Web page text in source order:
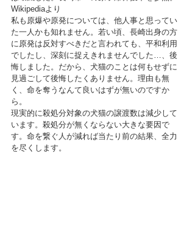
Wikipediaより
私も原爆や原発については、他人事と思ってい
た一人かも知れません。若い頃、長崎出身の方
に原発は反対すべきだと言われても、平和利用
でしたし、深刻に捉えきれませんでした…、後
悔しました。だから、犬猫のことは何もせずに
見過ごして後悔したくありません。理由も無
く、命を奪うなんて良いはずが無いのですか
ら。
現実的に殺処分対象の犬猫の譲渡数は減少して
います。殺処分が無くならない大きな要因で
す。命を繋ぐ人が減れば当たり前の結果、全力
を尽くします。